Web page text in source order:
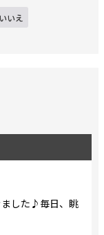
いいえ
ました♪毎日、眺